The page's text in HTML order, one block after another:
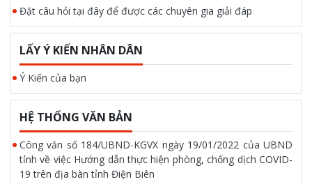
Đặt câu hỏi tại đây để được các chuyên gia giải đáp
LẤY Ý KIẾN NHÂN DÂN
Ý Kiến của bạn
HỆ THỐNG VĂN BẢN
Công văn số 184/UBND-KGVX ngày 19/01/2022 của UBND
tỉnh về việc Hướng dẫn thực hiện phòng, chống dịch COVID-
19 trên địa bàn tỉnh Điện Biên